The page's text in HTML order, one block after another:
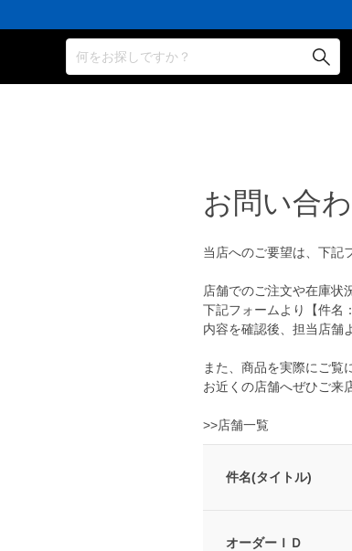
何をお探しですか？
お問い合
当店へのご要望は、下記
店舗でのご注文や在庫状
下記フォームより【件名
内容を確認後、担当店舗
また、商品を実際にご覧
お近くの店舗へぜひご来
>>店舗一覧
件名(タイトル)
オーダーＩＤ